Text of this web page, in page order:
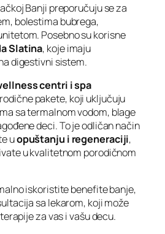
Banji preporučuju se za
bolestima bubrega,
Posebno su korisne
Slatina, koje imaju
digestivni sistem.
centri i spa
pakete, koji uključuju
sa termalnom vodom, blage
deci. To je odličan način
uopuštanju i regeneraciji,
u kvalitetnom porodičnom
iskoristite benefite banje,
sa lekarom, koji može
za vas i vašu decu.